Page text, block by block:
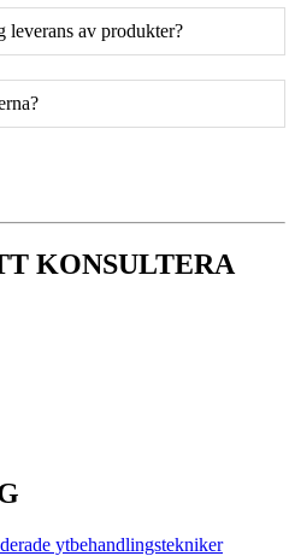
leverans av produkter?
KONSULTERA